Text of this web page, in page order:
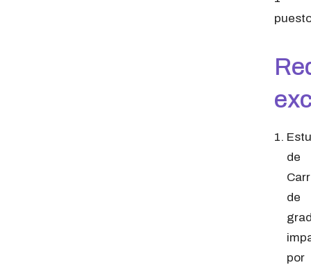
de
de
por